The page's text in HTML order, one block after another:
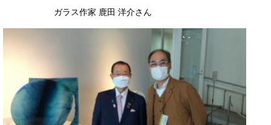
​ガラス作家 鹿田 洋介さん